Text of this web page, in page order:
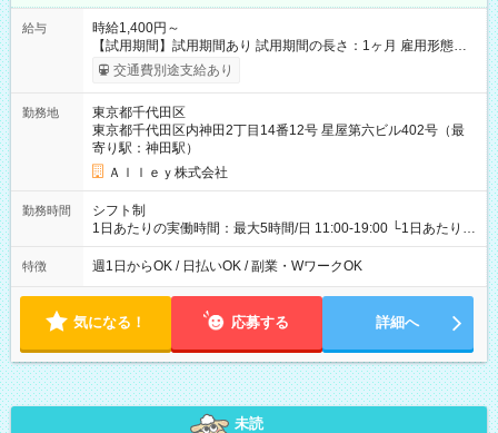
給与
時給1,400円～
【試用期間】試用期間あり 試用期間の長さ：1ヶ月 雇用形態、
給与は本採用時と同じです。
交通費別途支給あり
勤務地
東京都千代田区
東京都千代田区内神田2丁目14番12号 星屋第六ビル402号（最
寄り駅：神田駅）
Ａｌｌｅｙ株式会社
勤務時間
シフト制
1日あたりの実働時間：最大5時間/日 11:00-19:00 └1日あたりの
実働時間：1-5時間 └上記の時間帯内であれば、いつでも勤務可
能！ └平日・土曜日の中で、お好きな曜日でご勤務いただけま
18:00 などのように、自由な働き方が可能なお仕事です！
特徴 週1日からOK / 日払いOK / 副業・WワークOK
気になる！ 応募する 詳細へ
未読